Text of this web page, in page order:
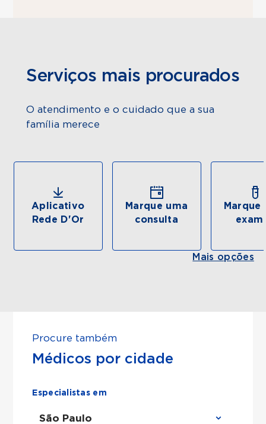
Serviços mais procurados
O atendimento e o cuidado que a sua
família merece
Aplicativo
Rede D'Or
Marque uma
consulta
Marque
Mais opções
Procure também
Médicos por cidade
Especialistas em
São Paulo